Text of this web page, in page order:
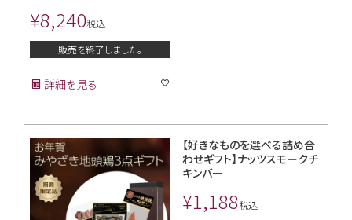
¥8,240税込
販売を終了しました。
詳細を見る
【好きなものを選べる詰め合
わせギフト】ナッツスモークチ
キンバー
¥1,188税込